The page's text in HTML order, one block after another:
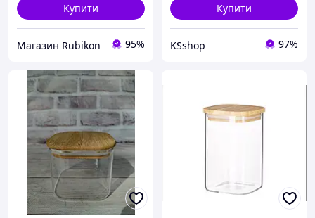
Купити
Магазин Rubikon 95%
Купити
KSshop 97%